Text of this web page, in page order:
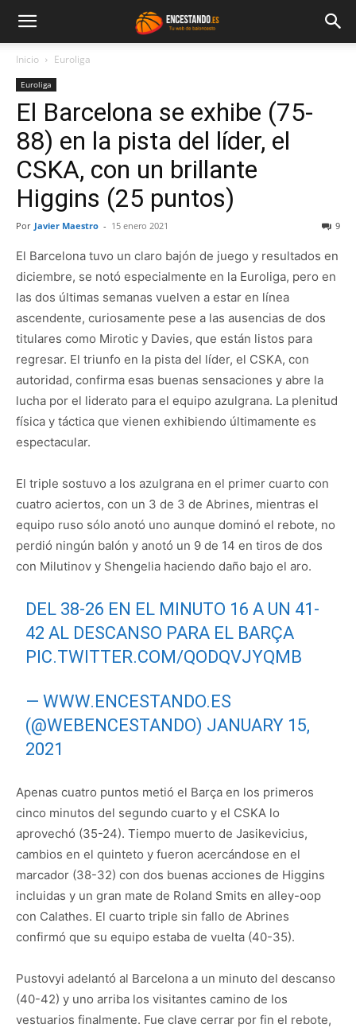
Inicio Euroliga
Euroliga
El Barcelona se exhibe (75-
88) en la pista del líder, el
CSKA, con un brillante
Higgins (25 puntos)
Por Javier Maestro - 15 enero 2021 9
El Barcelona tuvo un claro bajón de juego y resultados en
diciembre, se notó especialmente en la Euroliga, pero en
las dos últimas semanas vuelven a estar en línea
ascendente, curiosamente pese a las ausencias de dos
titulares como Mirotic y Davies, que están listos para
regresar. El triunfo en la pista del líder, el CSKA, con
autoridad, confirma esas buenas sensaciones y abre la
lucha por el liderato para el equipo azulgrana. La plenitud
física y táctica que vienen exhibiendo últimamente es
espectacular.
El triple sostuvo a los azulgrana en el primer cuarto con
cuatro aciertos, con un 3 de 3 de Abrines, mientras el
equipo ruso sólo anotó uno aunque dominó el rebote, no
perdió ningún balón y anotó un 9 de 14 en tiros de dos
con Milutinov y Shengelia haciendo daño bajo el aro.
DEL 38-26 EN EL MINUTO 16 A UN 41-
42 AL DESCANSO PARA EL BARÇA
PIC.TWITTER.COM/QODQVJYQMB
— WWW.ENCESTANDO.ES
(@WEBENCESTANDO) JANUARY 15,
2021
Apenas cuatro puntos metió el Barça en los primeros
cinco minutos del segundo cuarto y el CSKA lo
aprovechó (35-24). Tiempo muerto de Jasikevicius,
cambios en el quinteto y fueron acercándose en el
marcador (38-32) con dos buenas acciones de Higgins
incluidas y un gran mate de Roland Smits en alley-oop
con Calathes. El cuarto triple sin fallo de Abrines
confirmó que su equipo estaba de vuelta (40-35).
Pustovyi adelantó al Barcelona a un minuto del descanso
(40-42) y uno arriba los visitantes camino de los
vestuarios finalmente. Fue clave cerrar por fin el rebote,